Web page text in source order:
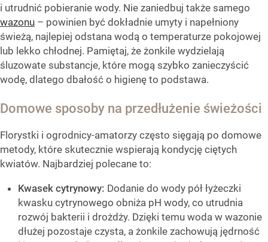
i utrudnić pobieranie wody. Nie zaniedbuj także samego
wazonu – powinien być dokładnie umyty i napełniony
świeżą, najlepiej odstana wodą o temperaturze pokojowej
lub lekko chłodnej. Pamiętaj, że żonkile wydzielają
śluzowate substancje, które mogą szybko zanieczyścić
wodę, dlatego dbałość o higienę to podstawa.
Domowe sposoby na przedłużenie świeżości
Florystki i ogrodnicy-amatorzy często sięgają po domowe
metody, które skutecznie wspierają kondycję ciętych
kwiatów. Najbardziej polecane to:
Kwasek cytrynowy: Dodanie do wody pół łyżeczki
kwasku cytrynowego obniża pH wody, co utrudnia
rozwój bakterii i drożdży. Dzięki temu woda w wazonie
dłużej pozostaje czysta, a żonkile zachowują jędrność